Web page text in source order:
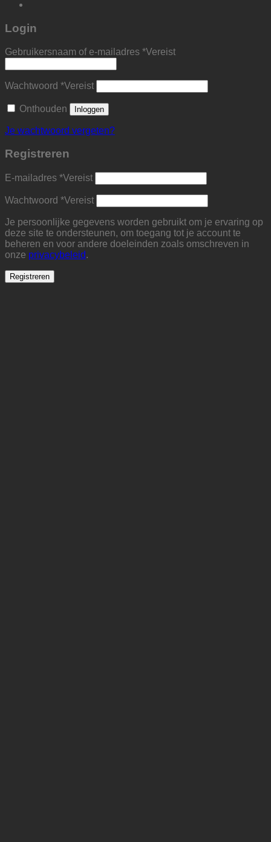
Login
Gebruikersnaam of e-mailadres *Vereist
Wachtwoord *Vereist
Onthouden Inloggen
Je wachtwoord vergeten?
Registreren
E-mailadres *Vereist
Wachtwoord *Vereist
Je persoonlijke gegevens worden gebruikt om je ervaring op
deze site te ondersteunen, om toegang tot je account te
beheren en voor andere doeleinden zoals omschreven in
onze privacybeleid.
Registreren